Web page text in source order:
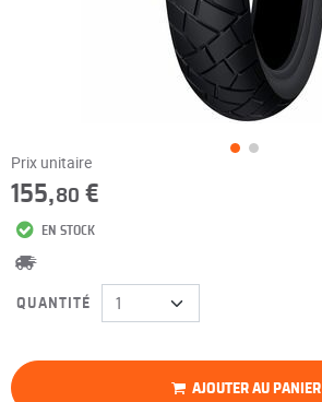
Prix unitaire
155,80 €
EN STOCK
QUANTITÉ
AJOUTER AU PANIER